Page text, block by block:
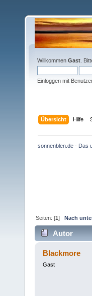
Willkommen Gast .
Einloggen mit
Übersicht Hilfe
sonnenblen.de - Das
Seiten: [1]Nach
Autor
Blackmore
Gast